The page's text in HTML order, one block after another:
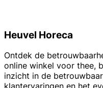
Heuvel Horeca
Ontdek de
online winkel voor thee,
inzicht in de